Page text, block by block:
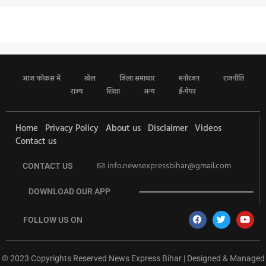
आज फोकस में खेल जिला समाचार मनोरंजन
राजनीति
राज्य
शिक्षा अन्य ई-पेपर
Home Privacy Policy About us Disclaimer Videos
Contact us
CONTACT US info.newsexpressbihar@gmail.com
DOWNLOAD OUR APP
FOLLOW US ON
© 2023 Copyrights Reserved News Express Bihar | Designed & Managed